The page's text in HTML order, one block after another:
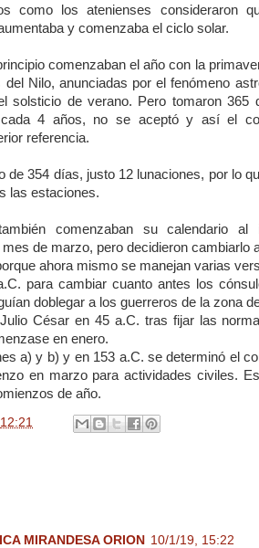
como los atenienses consideraron
y comenzaba el ciclo solar.
comenzaban el año con la
Nilo, anunciadas por el fenómeno
solsticio de verano. Pero tomaron 365
4 años, no se aceptó y así el
referencia.
de 354 días, justo 12 lunaciones, por lo
las estaciones.
comenzaban su calendario al
de marzo, pero decidieron cambiarlo
ahora mismo se manejan varias
.C. para cambiar cuanto antes los
doblegar a los guerreros de la zona
César en 45 a.C. tras fijar las
en enero.
a) y b) y en 153 a.C. se determinó el
en marzo para actividades civiles.
de año.
12:21
MIRANDESA ORION 10/1/19, 15:22